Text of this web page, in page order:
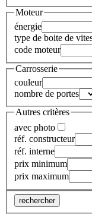
Moteur
énergie
type de boite de
code moteur
Carrosserie
couleur
nombre de portes
Autres critères
avec photo
réf. constructeur
réf. interne
prix minimum
prix maximum
rechercher